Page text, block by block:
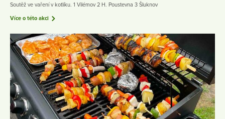
Soutěž ve vaření v kotlíku. 1 Vilémov 2 H. Poustevna 3 Šluknov
Více o této akci